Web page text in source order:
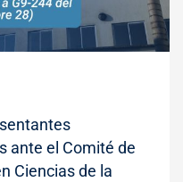
ante el Comité de
Ciencias de la